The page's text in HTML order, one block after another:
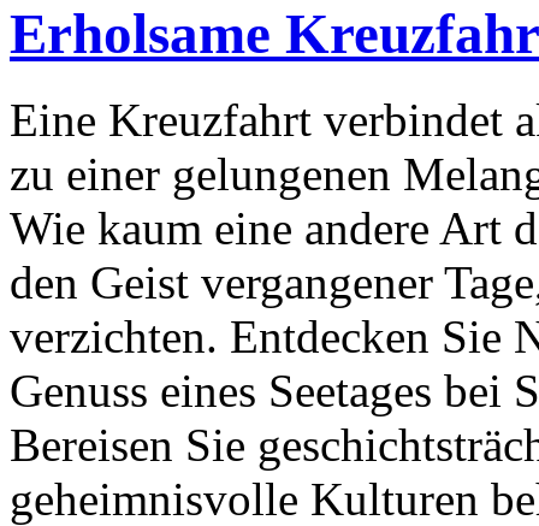
Erholsame
Eine Kreuzfahrt verbindet
zu einer gelungenen
Wie kaum eine andere Art
den Geist vergangener
verzichten. Entdecken Sie
Genuss eines Seetages bei
Bereisen Sie
geheimnisvolle Kulturen